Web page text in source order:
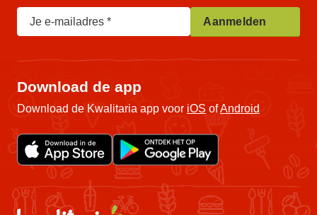
Je e-mailadres Aanmelden
Download de app
Download de Kwalitaria app voor iOS ofAndroid